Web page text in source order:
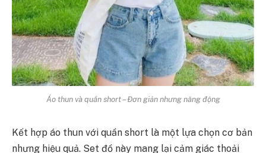
Áo thun và quần short – Đơn giản nhưng năng động
Kết hợp áo thun với quần short là một lựa chọn cơ bản
nhưng hiệu quả. Set đồ này mang lại cảm giác thoải